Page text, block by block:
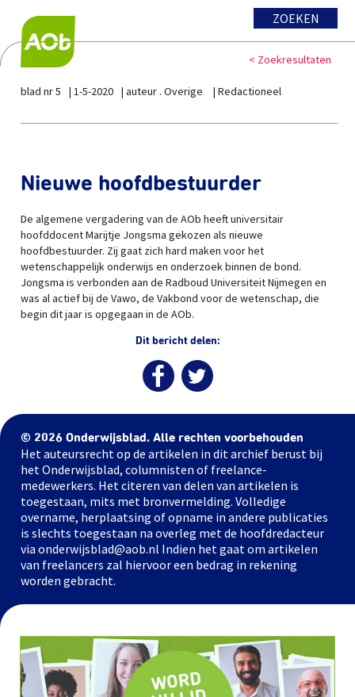
ZOEKEN
< Zoekresultaten
blad nr 5 1-5-2020 auteur . Overige Redactioneel
Nieuwe hoofdbestuurder
De algemene vergadering van de AOb heeft universitair
hoofddocent Marijtje Jongsma gekozen als nieuwe
hoofdbestuurder. Zij gaat zich hard maken voor het
wetenschappelijk onderwijs en onderzoek binnen de bond.
Jongsma is verbonden aan de Radboud Universiteit Nijmegen en
was al actief bij de Vawo, de Vakbond voor de wetenschap, die
begin dit jaar is opgegaan in de AOb.
Dit bericht delen:
© 2026 Onderwijsblad. Alle rechten voorbehouden
Het auteursrecht op de artikelen in dit archief berust bij
het Onderwijsblad, columnisten of freelance-
medewerkers. Het citeren van delen van artikelen is
toegestaan, mits met bronvermelding. Volledige
overname, herplaatsing of opname in andere publicaties
is slechts toegestaan na overleg met de hoofdredacteur
via onderwijsblad@aob.nl Indien het gaat om artikelen
van freelancers zal hiervoor een bedrag in rekening
worden gebracht.